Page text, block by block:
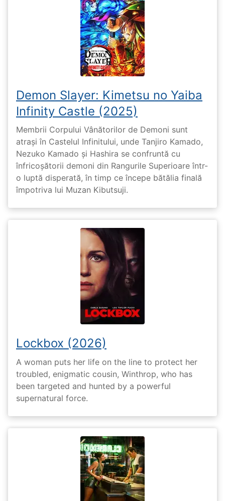
Demon Slayer: Kimetsu no Yaiba
Infinity Castle (2025)
Membrii Corpului Vânătorilor de Demoni sunt
atrași în Castelul Infinitului, unde Tanjiro Kamado,
Nezuko Kamado și Hashira se confruntă cu
înfricoșătorii demoni din Rangurile Superioare într-
o luptă disperată, în timp ce începe bătălia finală
împotriva lui Muzan Kibutsuji.
Lockbox (2026)
A woman puts her life on the line to protect her
troubled, enigmatic cousin, Winthrop, who has
been targeted and hunted by a powerful
supernatural force.